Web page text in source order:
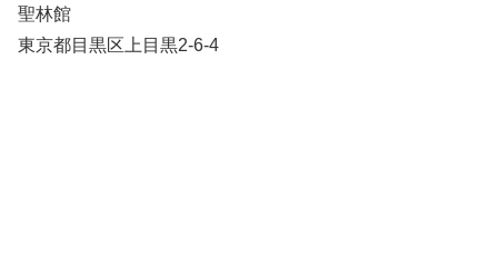
聖林館
東京都目黒区上目黒2-6-4